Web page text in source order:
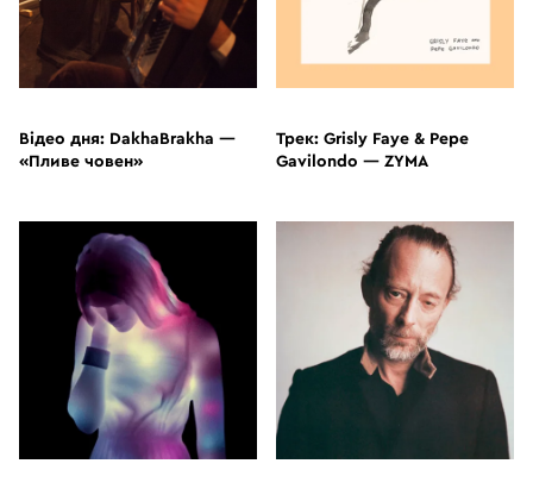
Відео дня: DakhaBrakha —
«Пливе човен»
Трек: Grisly Faye & Pepe
Gavilondo — ZYMA